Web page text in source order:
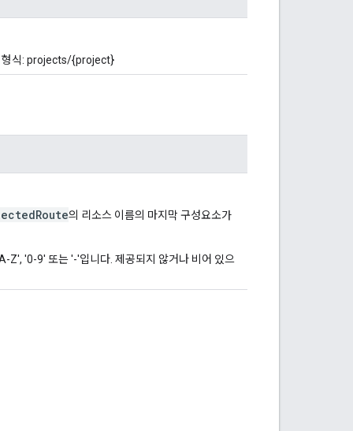
형식: projects/{project}
의 리소스 이름의 마지막 구성요소가
Z', '0-9' 또는 '-'입니다. 제공되지 않거나 비어 있으